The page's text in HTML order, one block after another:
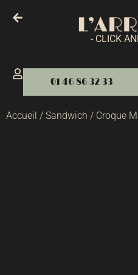
- CLICK
01 46 86 32 33
Accueil / Sandwich / Croque